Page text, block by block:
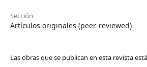
Sección
Artículos originales (peer-reviewed)
Las obras que se publican en esta revista